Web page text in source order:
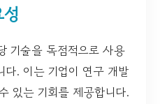
기술을 독점적으로 사용
. 이는 기업이 연구 개발
있는 기회를 제공합니다.